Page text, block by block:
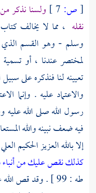
[ص:
ولسنا نذكر
نقله ، مما لا يخالف
وسلم - وهو القسم
لمختصر عندنا ، أو تسمية
تعيينه لنا فنذكره على
والاعتماد عليه . وإنما
رسول الله صلى الله
فيه ضعف نبينه والله
إلا بالله العزيز الحكيم
كذلك نقص عليك من أنباء
طه : 99 ] . وقد قص